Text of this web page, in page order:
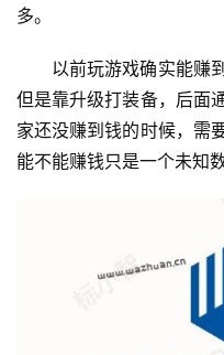
多。
以前玩游戏确实能赚
但是靠升级打装备，后面
家还没赚到钱的时候，需
能不能赚钱只是一个未知数